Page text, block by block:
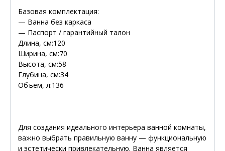
Базовая комплектация:
— Ванна без каркаса
— Паспорт / гарантийный талон
Длина, см:120
Ширина, см:70
Высота, см:58
Глубина, см:34
Объем, л:136
Для создания идеального интерьера ванной комнаты,
важно выбрать правильную ванну — функциональную
и эстетически привлекательную. Ванна является